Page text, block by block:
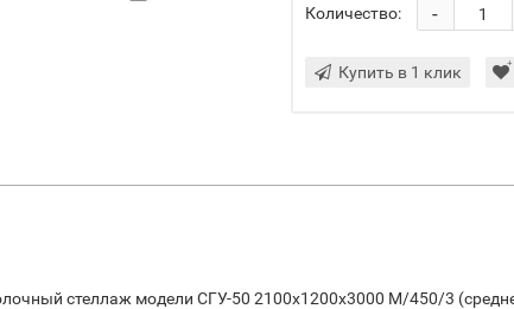
Количество: -
Купить в 1 клик
стеллаж модели СГУ-50 2100х1200х3000 М/450/3